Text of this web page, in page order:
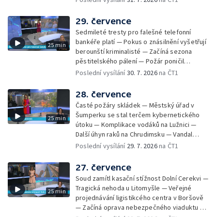
Festival Hrady CZ poprvé na Hluboké
mraženými potravinami v horku — Slavnostní
vyřazení absolventů Univerzity obrany —
Zájem o obytné vozy roste — Praha má
novou servisní loď — Vidická samoobslužná
prodejna si na provoz vydělá — U jezera
Most začíná festival Let It Roll — Vyvrcholil
bouřkový neboli jelení úplněk — Kanoistka
25 min
29. července
Sedmileté tresty pro falešné telefonní
bankéře platí — Pokus o znásilnění vyšetřují
berounští kriminalisté — Začíná sezona
pěstitelského pálení — Požár poničil
historickou vilu Marta v Písku — Končí Letní
odpad — Nedostatek vody na Hracholuskách
— Příprava nového plavebního stupně v
Děčíně — Biokoridor pro užovku stromovou
— Záchrana liblického vysílače — První
koncert Diany Ross v Česku — Výroba
obrněných vozidel CV90 — Biokoridor pod
vedením vysokého napětí
Poslední vysílání30. 7. 2026na ČT1
25 min
28. července
Časté požáry skládek — Městský úřad v
Šumperku se stal terčem kybernetického
útoku — Komplikace vodáků na Lužnici —
Další úhyn raků na Chrudimsku — Vandal
poškodil okna na Ještědu — Lvice Elza má
defibrilátorů — 194 km/h po dálnici D6 —
Problém s likvidací kadmia — Vězni na
Frýdlantsku čistí koryto potoka — Antikolizní
systém tramvají Škoda 40T — Praha má šanci
na rekordní turistickou sezonu — Začíná
festival PernštejnLove v Pardubicích — Jelen
Poslední vysílání 29. 7. 2026na ČT1
25 min
27. července
Soud zamítl kasační stížnost Dolní Cerekvi —
Tragická nehoda u Litomyšle — Veřejné
projednávání ligistikcého centra v Boršově
— Začíná oprava nebezpečného viaduktu v